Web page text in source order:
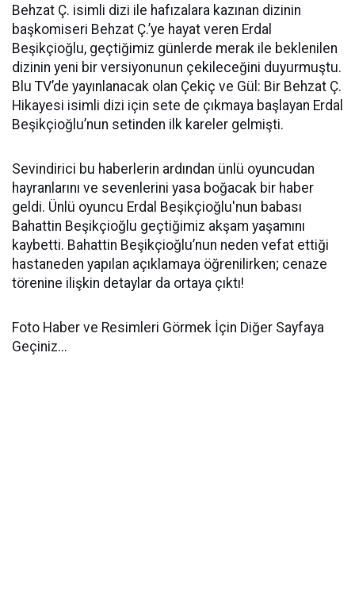
Behzat Ç. isimli dizi ile hafızalara kazınan dizinin
başkomiseri Behzat Ç.’ye hayat veren Erdal
Beşikçioğlu, geçtiğimiz günlerde merak ile beklenilen
dizinin yeni bir versiyonunun çekileceğini duyurmuştu.
Blu TV’de yayınlanacak olan Çekiç ve Gül: Bir Behzat Ç.
Hikayesi isimli dizi için sete de çıkmaya başlayan Erdal
Beşikçioğlu’nun setinden ilk kareler gelmişti.
Sevindirici bu haberlerin ardından ünlü oyuncudan
hayranlarını ve sevenlerini yasa boğacak bir haber
geldi. Ünlü oyuncu Erdal Beşikçioğlu'nun babası
Bahattin Beşikçioğlu geçtiğimiz akşam yaşamını
kaybetti. Bahattin Beşikçioğlu’nun neden vefat ettiği
hastaneden yapılan açıklamaya öğrenilirken; cenaze
törenine ilişkin detaylar da ortaya çıktı!
Foto Haber ve Resimleri Görmek İçin Diğer Sayfaya
Geçiniz...